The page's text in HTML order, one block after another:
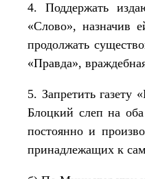
4. Поддержать
«Слово», назначив
продолжать
«Правда»,
5. Запретить
Блоцкий слеп на
постоянно и
принадлежащих к